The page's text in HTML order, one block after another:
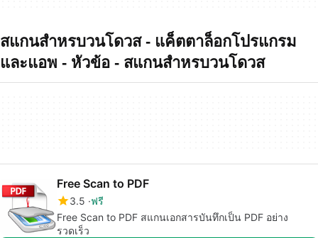
สแกนสำหรบวนโดวส - แค็ตตาล็อกโปรแกรม
และแอพ - หัวข้อ - สแกนสำหรบวนโดวส
Free Scan to PDF
3.5 ฟรี
Free Scan to PDF สแกนเอกสารบันทึกเป็น PDF อย่าง
รวดเร็ว